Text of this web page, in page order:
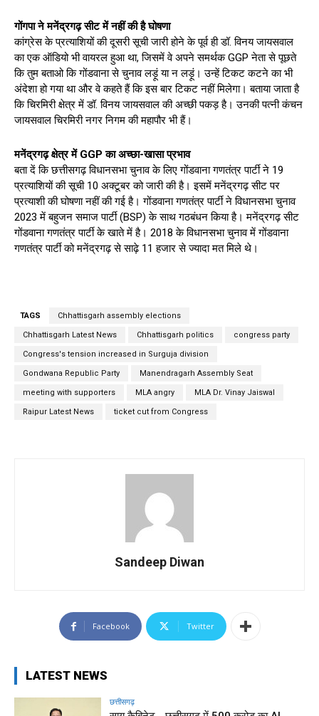
गोंगपा ने मनेंद्रगढ़ सीट में नहीं की है घोषणा
कांग्रेस के प्रत्याशियों की दूसरी सूची जारी होने के पूर्व ही डॉ. विनय जायसवाल
का एक ऑडियो भी वायरल हुआ था, जिसमें वे अपने समर्थक GGP नेता से पूछते
कि तुम बताओ कि गोंडवाना से चुनाव लड़ूं या न लड़ूं। उन्हें टिकट कटने का भी
अंदेशा हो गया था और वे कहते हैं कि इस बार टिकट नहीं मिलेगा। बताया जाता है
कि चिरमिरी क्षेत्र में डॉ. विनय जायसवाल की अच्छी पकड़ है। उनकी पत्नी कंचन
जायसवाल चिरमिरी नगर निगम की महापौर भी हैं।
मनेंद्रगढ़ क्षेत्र में GGP का अच्छा-खासा प्रभाव
बता दें कि छत्तीसगढ़ विधानसभा चुनाव के लिए गोंडवाना गणतंत्र पार्टी ने 19
प्रत्याशियों की सूची 10 अक्टूबर को जारी की है। इसमें मनेंद्रगढ़ सीट पर
प्रत्याशी की घोषणा नहीं की गई है। गोंडवाना गणतंत्र पार्टी ने विधानसभा चुनाव
2023 में बहुजन समाज पार्टी (BSP) के साथ गठबंधन किया है। मनेंद्रगढ़ सीट
गोंडवाना गणतंत्र पार्टी के खाते में है। 2018 के विधानसभा चुनाव में गोंडवाना
गणतंत्र पार्टी को मनेंद्रगढ़ से साढ़े 11 हजार से ज्यादा मत मिले थे।
TAGS Chhattisgarh assembly elections
Chhattisgarh Latest News Chhattisgarh politics congress party
Congress's tension increased in Surguja division
Gondwana Republic Party Manendragarh Assembly Seat
meeting with supporters MLA angry MLA Dr. Vinay Jaiswal
Raipur Latest News ticket cut from Congress
Sandeep Diwan
Facebook Twitter
LATEST NEWS
छत्तीसगढ़